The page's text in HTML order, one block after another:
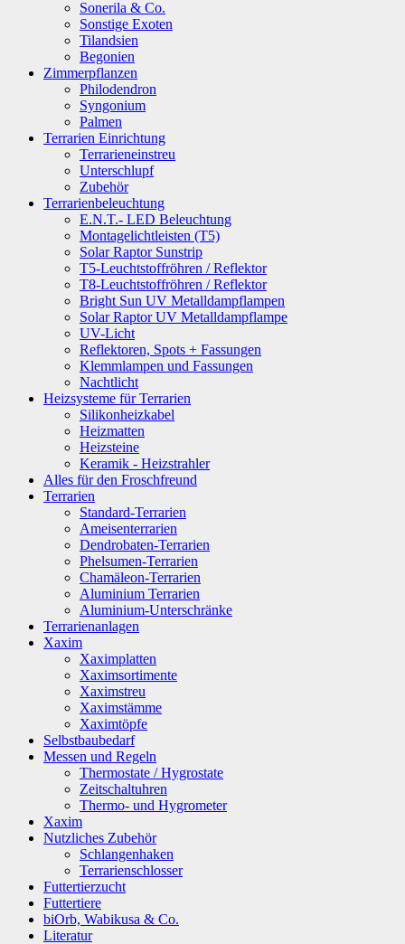
Sonerila & Co.
Sonstige Exoten
Tilandsien
Begonien
Zimmerpflanzen
Philodendron
Syngonium
Palmen
Terrarien Einrichtung
Terrarieneinstreu
Unterschlupf
Zubehör
Terrarienbeleuchtung
E.N.T.- LED Beleuchtung
Montagelichtleisten (T5)
Solar Raptor Sunstrip
T5-Leuchtstoffröhren / Reflektor
T8-Leuchtstoffröhren / Reflektor
Bright Sun UV Metalldampflampen
Solar Raptor UV Metalldampflampe
UV-Licht
Reflektoren, Spots + Fassungen
Klemmlampen und Fassungen
Nachtlicht
Heizsysteme für Terrarien
Silikonheizkabel
Heizmatten
Heizsteine
Keramik - Heizstrahler
Alles für den Froschfreund
Terrarien
Standard-Terrarien
Ameisenterrarien
Dendrobaten-Terrarien
Phelsumen-Terrarien
Chamäleon-Terrarien
Aluminium Terrarien
Aluminium-Unterschränke
Terrarienanlagen
Xaxim
Xaximplatten
Xaximsortimente
Xaximstreu
Xaximstämme
Xaximtöpfe
Selbstbaubedarf
Messen und Regeln
Thermostate / Hygrostate
Zeitschaltuhren
Thermo- und Hygrometer
Xaxim
Nutzliches Zubehör
Schlangenhaken
Terrarienschlosser
Futtertierzucht
Futtertiere
biOrb, Wabikusa & Co.
Literatur